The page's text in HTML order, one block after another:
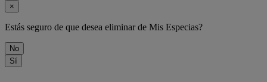
×
Estás seguro de que desea eliminarde Mis Especias?
No
Sí